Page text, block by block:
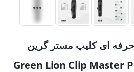
ای کلیپ مستر گرین
Green Lion Clip Master